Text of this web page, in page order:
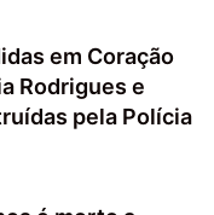
em Coração
Rodrigues e
pela Polícia